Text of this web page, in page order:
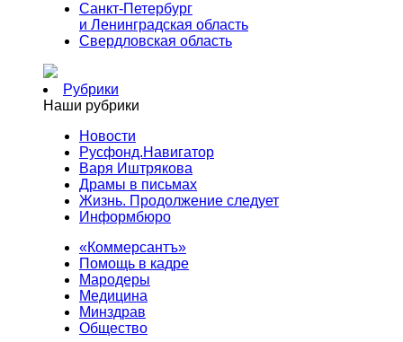
Санкт-Петербург
и Ленинградская область
Свердловская область
Рубрики
Наши рубрики
Новости
Русфонд.Навигатор
Варя Иштрякова
Драмы в письмах
Жизнь. Продолжение следует
Информбюро
«Коммерсантъ»
Помощь в кадре
Мародеры
Медицина
Минздрав
Общество